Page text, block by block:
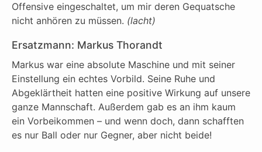
Offensive eingeschaltet, um mir deren Gequatsche
nicht anhören zu müssen. (lacht)
Ersatzmann: Markus Thorandt
Markus war eine absolute Maschine und mit seiner
Einstellung ein echtes Vorbild. Seine Ruhe und
Abgeklärtheit hatten eine positive Wirkung auf unsere
ganze Mannschaft. Außerdem gab es an ihm kaum
ein Vorbeikommen – und wenn doch, dann schafften
es nur Ball oder nur Gegner, aber nicht beide!